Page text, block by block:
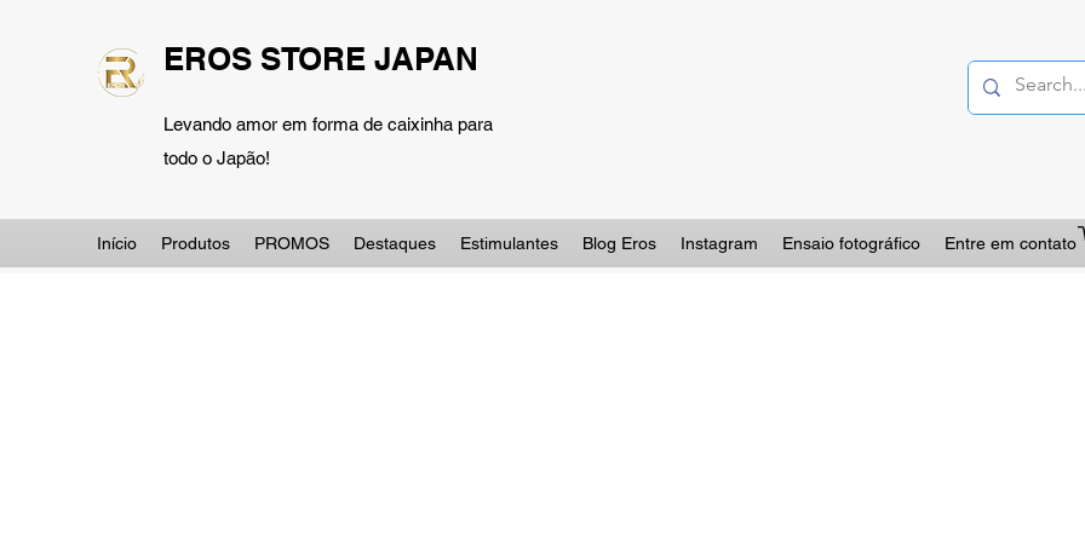
EROS STORE JAPAN
Levando amor em forma de caixinha para
todo o Japão!
Início Produtos PROMOS Destaques Estimulantes Blog Eros Instagram Ensaio fotográfico Entre em contato